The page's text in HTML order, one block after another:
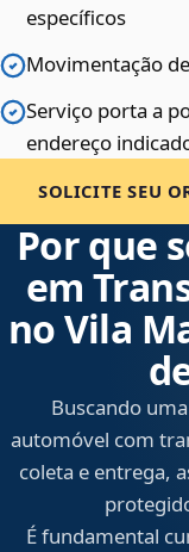
específicos
Movimentação
Serviço porta a
endereço
SOLICITE SEU
Por que
em
no Vila
Buscando
automóvel com
coleta e entrega,
É fundamental